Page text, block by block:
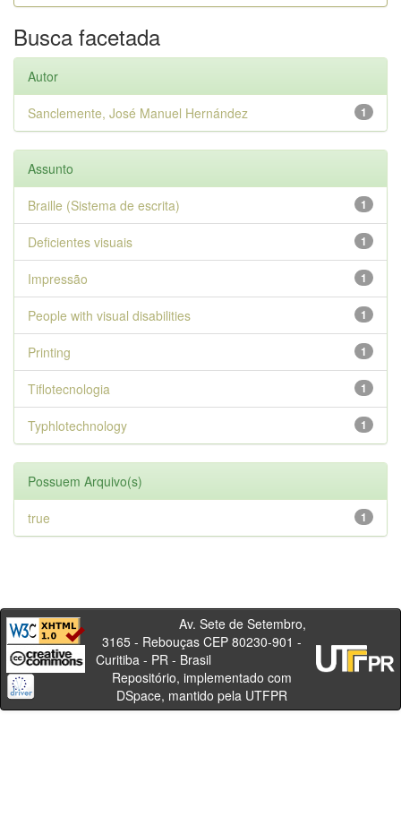
Busca facetada
Autor
1
Sanclemente, José Manuel Hernández
Assunto
1
Braille (Sistema de escrita)
1
Deficientes visuais
1
Impressão
1
People with visual disabilities
1
Printing
1
Tiflotecnologia
1
Typhlotechnology
Possuem Arquivo(s)
1
true
Av. Sete de Setembro,
3165 - Rebouças CEP 80230-901 -
Curitiba - PR - Brasil
Repositório, implementado com
DSpace, mantido pela UTFPR